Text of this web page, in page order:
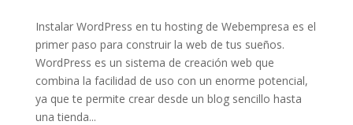
Instalar WordPress en tu hosting de Webempresa es el
primer paso para construir la web de tus sueños.
WordPress es un sistema de creación web que
combina la facilidad de uso con un enorme potencial,
ya que te permite crear desde un blog sencillo hasta
una tienda...